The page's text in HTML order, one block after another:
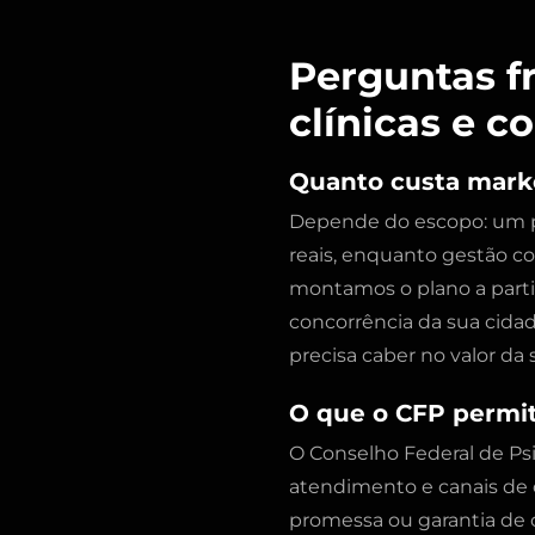
Perguntas
clínicas e
Quanto custa
Depende do escopo: um
reais, enquanto gestão
montamos o plano a
concorrência da sua
precisa caber no valor
O que o CFP
O Conselho Federal de
atendimento e canais de
promessa ou garantia de